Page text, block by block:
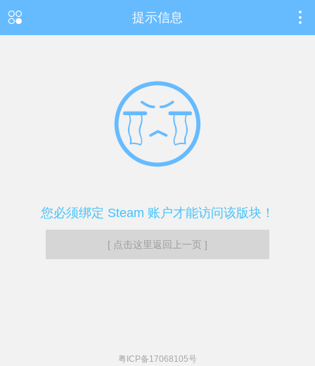
提示信息
您必须绑定 Steam 账户才能访问该版块！
[ 点击这里返回上一页 ]
粤ICP备17068105号